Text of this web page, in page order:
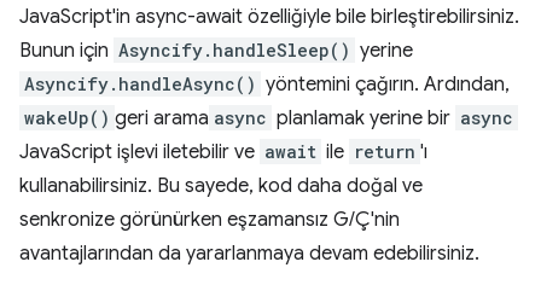
JavaScript'in async-await özelliğiyle bile birleştirebilirsiniz.
Bunun için Asyncify.handleSleep() yerine
Asyncify.handleAsync() yöntemini çağırın. Ardından,
wakeUp() geri arama async planlamak yerine bir async
JavaScript işlevi iletebilir ve await ile return 'ı
kullanabilirsiniz. Bu sayede, kod daha doğal ve
senkronize görünürken eşzamansız G/Ç'nin
avantajlarından da yararlanmaya devam edebilirsiniz.